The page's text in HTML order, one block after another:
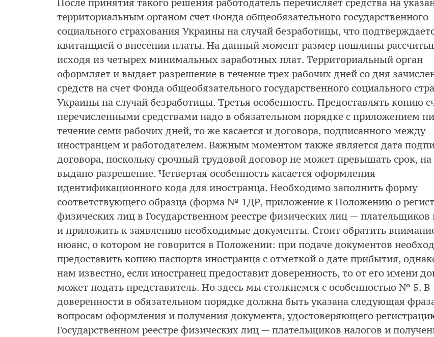
После принятия такого решения работодатель перечисляет средства на
территориальным органом счет Фонда общеобязательного государственного
социального страхования Украины на случай безработицы, что
квитанцией о внесении платы. На данный момент размер пошлины
исходя из четырех минимальных заработных плат. Территориальный орган
оформляет и выдает разрешение в течение трех рабочих дней со дня
средств на счет Фонда общеобязательного государственного социального
Украины на случай безработицы. Третья особенность. Предоставлять копию
перечисленными средствами надо в обязательном порядке с приложением
течение семи рабочих дней, то же касается и договора, подписанного между
иностранцем и работодателем. Важным моментом также является дата
договора, поскольку срочный трудовой договор не может превышать срок,
выдано разрешение. Четвертая особенность касается оформления
идентификационного кода для иностранца. Необходимо заполнить форму
соответствующего образца (форма № 1ДР, приложение к Положению о
физических лиц в Государственном реестре физических лиц — плательщиков
и приложить к заявлению необходимые документы. Стоит обратить
нюанс, о котором не говорится в Положении: при подаче документов
предоставить копию паспорта иностранца с отметкой о дате прибытия,
нам известно, если иностранец предоставит доверенность, то от его имени
может подать представитель. Но здесь мы столкнемся с особенностью № 5. В
доверенности в обязательном порядке должна быть указана следующая
вопросам оформления и получения документа, удостоверяющего
Государственном реестре физических лиц — плательщиков налогов и